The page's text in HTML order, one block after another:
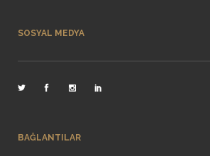
SOSYAL MEDYA
BAĞLANTILAR